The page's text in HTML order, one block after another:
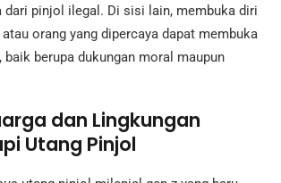
dari pinjol ilegal. Di sisi lain, membuka diri
orang yang dipercaya dapat membuka
baik berupa dukungan moral maupun
dan Lingkungan
Utang Pinjol